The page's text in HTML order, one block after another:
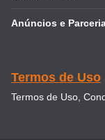
Anúncios e
Termos de Uso
Termos de Uso,